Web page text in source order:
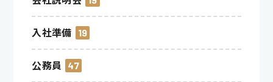
入社準備 19
公務員 47